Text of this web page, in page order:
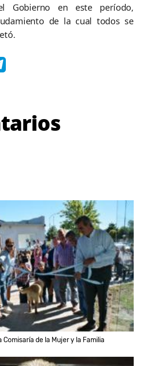
Gobierno en este período,
de la cual todos se
Comisaría de la Mujer y la Familia